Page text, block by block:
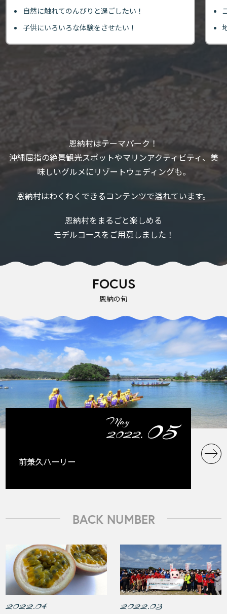
恩納村はテーマパーク！
沖縄屈指の絶景観光スポットやマリンアクティビティ、美
味しいグルメにリゾートウェディングも。
恩納村はわくわくできるコンテンツで溢れています。
恩納村をまるごと楽しめる
モデルコースをご用意しました！
自然に触れてのんびりと過ごしたい！
子供にいろいろな体験をさせたい！
FOCUS
恩納の旬
May
2022. 05
前兼久ハーリー
BACK NUMBER
2022.04 2022.03